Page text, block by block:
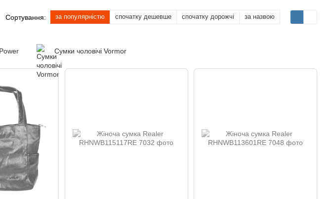
Сортування: за популярністю спочатку дешевше спочатку дорожчі за назвою
Сумки чоловічі Vormor